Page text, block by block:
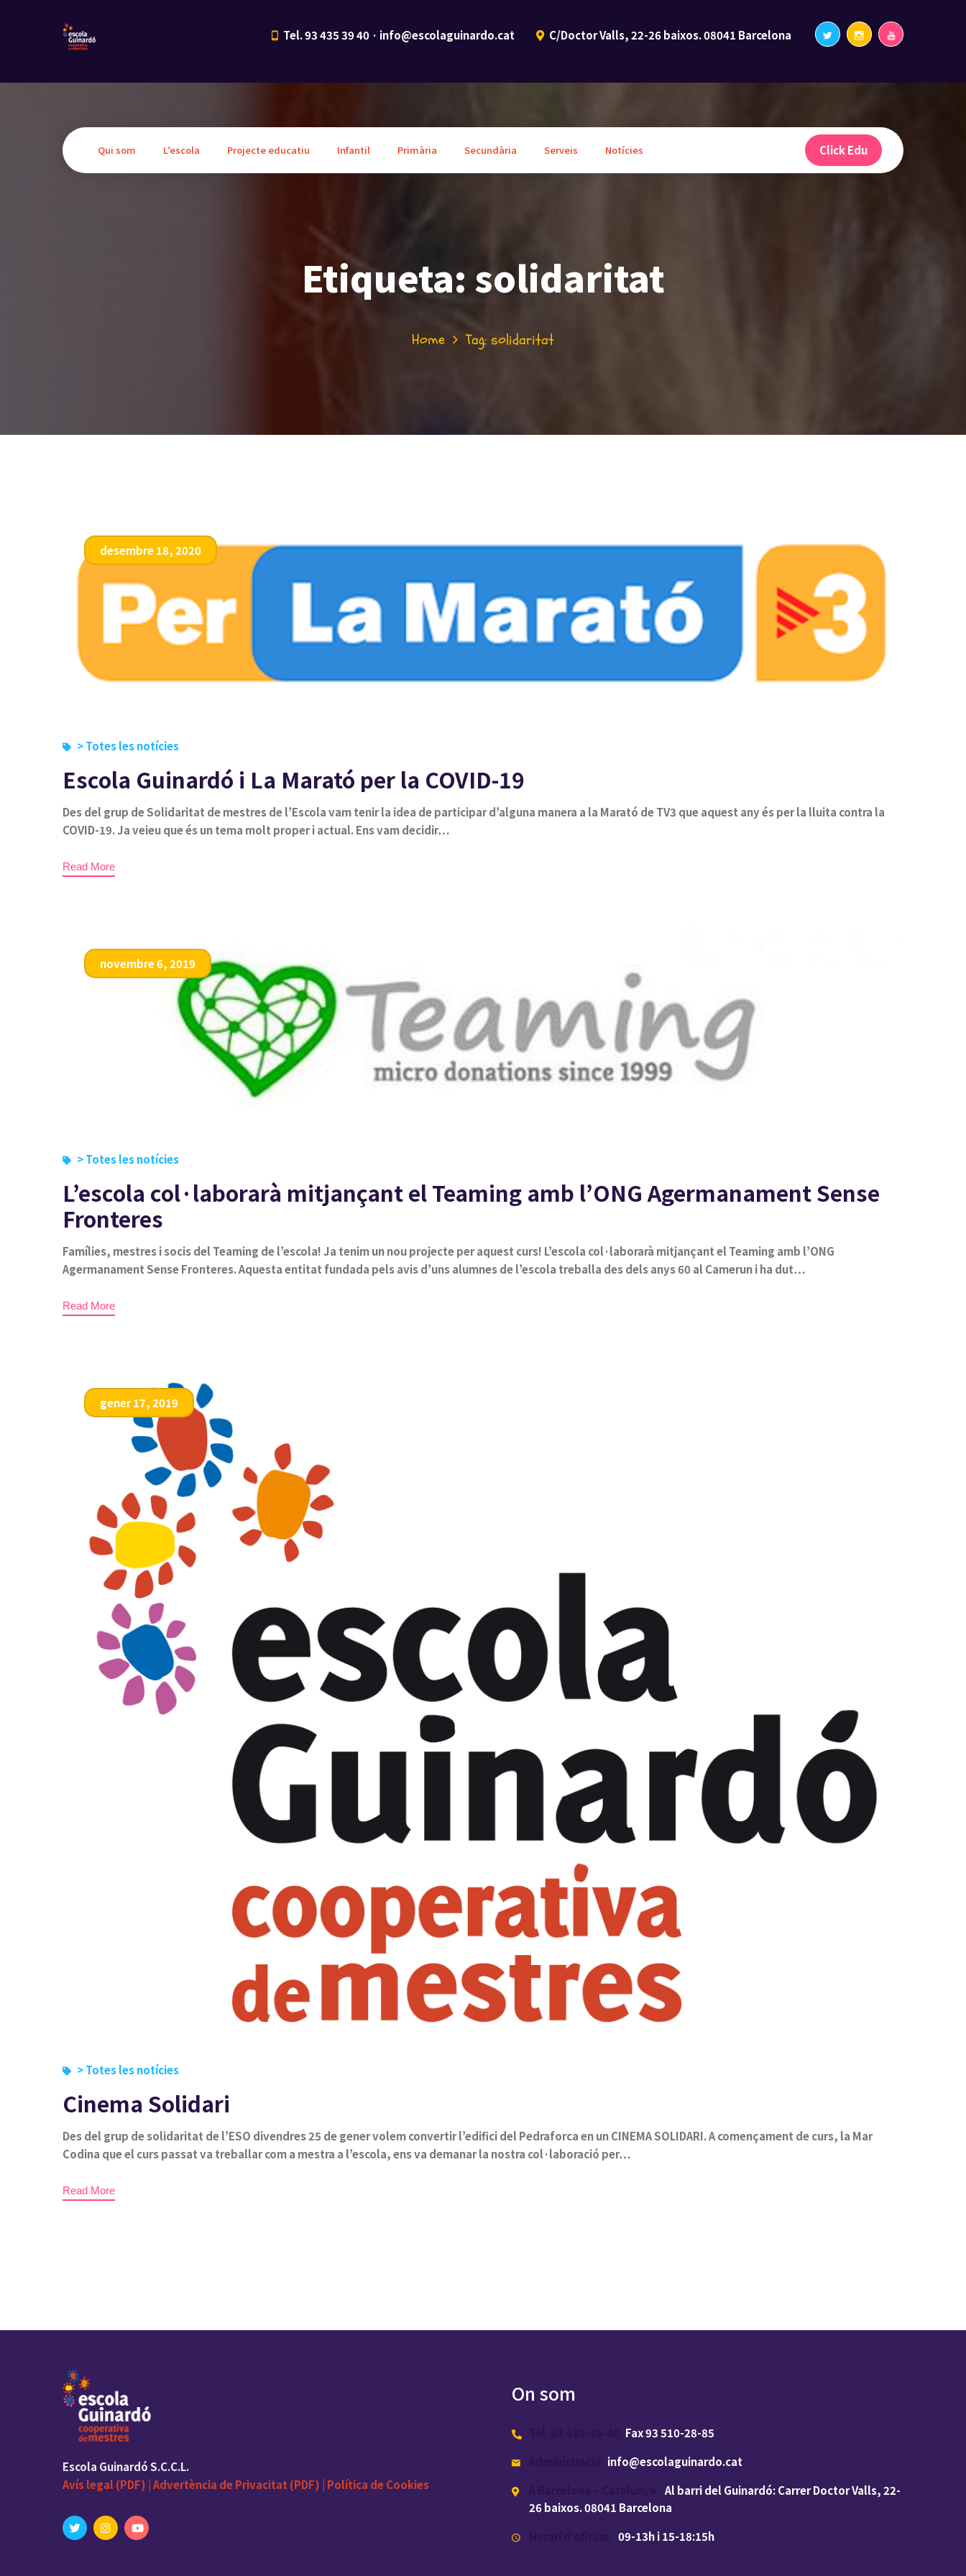
Tel. 93 435 39 40 · info@escolaguinardo.cat C/Doctor Valls, 22-26 baixos. 08041 Barcelona
Qui som L’escola Projecte educatiu Infantil Primària Secundària Serveis Notícies Click Edu
Etiqueta: solidaritat
Home Tag: solidaritat
desembre 18, 2020
> Totes les notícies
Escola Guinardó i La Marató per la COVID-19
Des del grup de Solidaritat de mestres de l’Escola vam tenir la idea de participar d’alguna manera a la Marató de TV3 que aquest any és per la lluita contra la
COVID-19. Ja veieu que és un tema molt proper i actual. Ens vam decidir…
Read More
novembre 6, 2019
> Totes les notícies
L’escola col·laborarà mitjançant el Teaming amb l’ONG Agermanament Sense
Fronteres
Famílies, mestres i socis del Teaming de l’escola! Ja tenim un nou projecte per aquest curs! L’escola col·laborarà mitjançant el Teaming amb l’ONG
Agermanament Sense Fronteres. Aquesta entitat fundada pels avis d’uns alumnes de l’escola treballa des dels anys 60 al Camerun i ha dut…
Read More
gener 17, 2019
> Totes les notícies
Cinema Solidari
Des del grup de solidaritat de l’ESO divendres 25 de gener volem convertir l’edifici del Pedraforca en un CINEMA SOLIDARI. A començament de curs, la Mar
Codina que el curs passat va treballar com a mestra a l’escola, ens va demanar la nostra col·laboració per…
Read More
Escola Guinardó S.C.C.L.
Avís legal (PDF) | Advertència de Privacitat (PDF) | Política de Cookies
On som
Fax 93 510-28-85
info@escolaguinardo.cat
Al barri del Guinardó: Carrer Doctor Valls, 22-
26 baixos. 08041 Barcelona
09-13h i 15-18:15h